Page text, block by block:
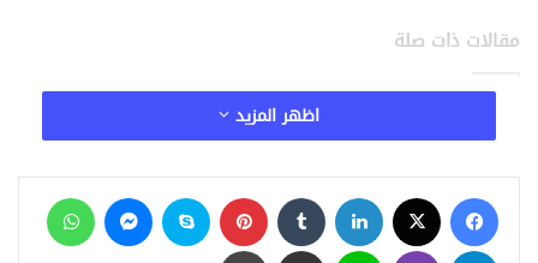
مقالات ذات صلة
الخبير الاقتصادي محمد علي يهنئ الإعلامي
حسن عثمان وأسرة «وطن رقمي» بمناسبة مرور
منذ 24 ساعة
هشام مهران: أورنچ مصر تفخر بالمشاركة في
إطلاق منصة Tour4Cure للسياحة الصحية لدعم
اظهر المزيد